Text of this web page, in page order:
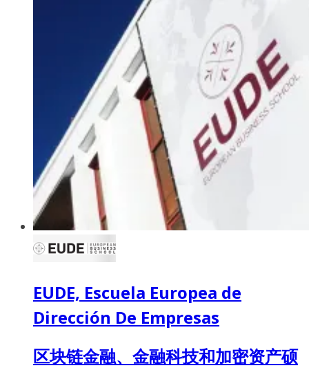
EUDE, Escuela Europea de
Dirección De Empresas
区块链金融、金融科技和加密资产硕